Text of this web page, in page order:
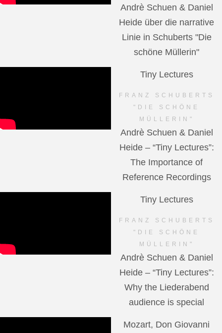
Andrè Schuen & Daniel
Heide über die narrative
Linie in Schuberts "Die
schöne Müllerin"
Tiny Lectures
FRANZ SCHUBERTS
"DIE SCHÖNE
MÜLLERIN"
Andrè Schuen & Daniel
Heide – “Tiny Lectures”:
The Importance of
Reference Recordings
Tiny Lectures
FRANZ SCHUBERTS
"DIE SCHÖNE
MÜLLERIN"
Andrè Schuen & Daniel
Heide – “Tiny Lectures”:
Why the Liederabend
audience is special
Mozart, Don Giovanni